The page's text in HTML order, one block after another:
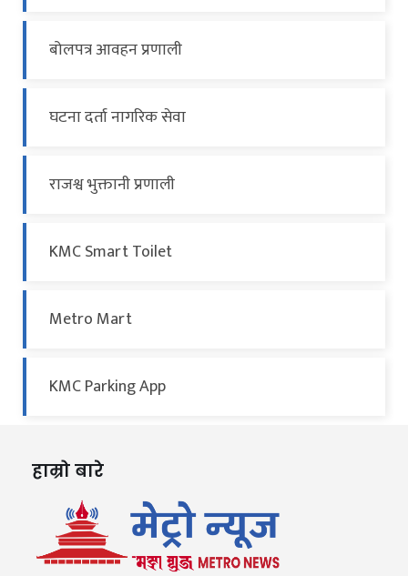
बोलपत्र आवहन प्रणाली
घटना दर्ता नागरिक सेवा
राजश्व भुक्तानी प्रणाली
KMC Smart Toilet
Metro Mart
KMC Parking App
हाम्रो बारे